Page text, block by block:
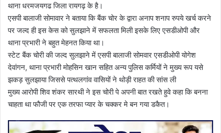
थाना धरमजयगढ जिला रायगढ़ के है।
एसपी बालाजी सोमावार ने बताया कि बैंक चोर के द्वारा अनाप शनाप रुपये खर्च करने
पर जल्द ही इस केस को सुलझाने में सफलता मिली इसके लिए एसडीओपी और
थाना प्रभारी ने बहुत मेहनत किया था।
स्टेट बैंक चोरी की जल्द सुलझाने में एसपी बालाजी सोमवार एसडीओपी योगेश
देवांगन, थाना प्रभारी मोहसिन खान सहित अन्य पुलिस कर्मियों ने मुख्य रूप यसे
झकड़ सुलझाया जिससे पत्थलगांव वासियों ने थोड़ी राहत की सांस ली
मुख्य आरोपी शिव शंकर सारथी ने इस चोरी पे अपनी बात रखते हुवे कहा कि बनना
चाहता था फौजी पर एक तरफा प्यार के चक्कर मे बन गया डकैत।